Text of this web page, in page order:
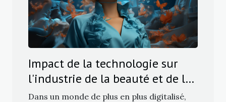
Impact de la technologie sur
l'industrie de la beauté et de la
mode
Dans un monde de plus en plus digitalisé,